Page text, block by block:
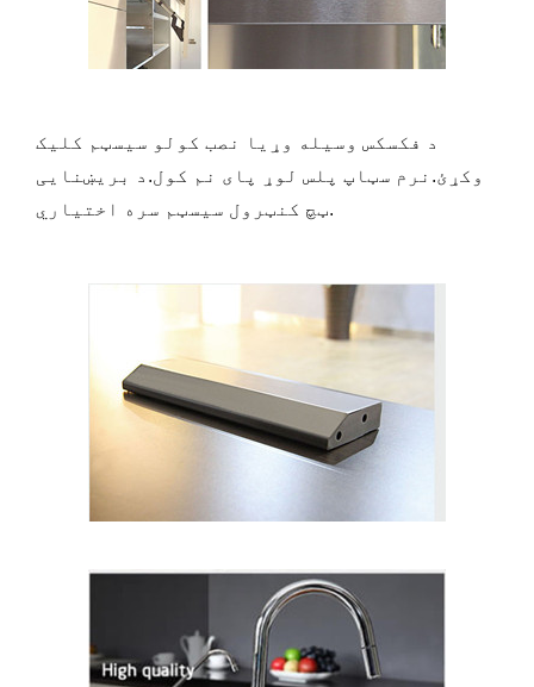
د فکسکس وسیله وړیا نصب کولو سیسټم کلیک
وکړئ.نرم سټاپ پلس لوړ پای نم کول.د بریښنایی
ټچ کنټرول سیسټم سره اختیاري.